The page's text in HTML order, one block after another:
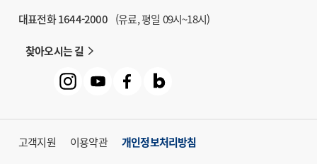
대표전화 1644-2000 (유료, 평일 09시~18시)
찾아오시는 길
고객지원 이용약관 개인정보처리방침